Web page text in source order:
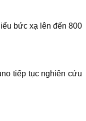
bức xạ lên đến 800
tiếp tục nghiên cứu